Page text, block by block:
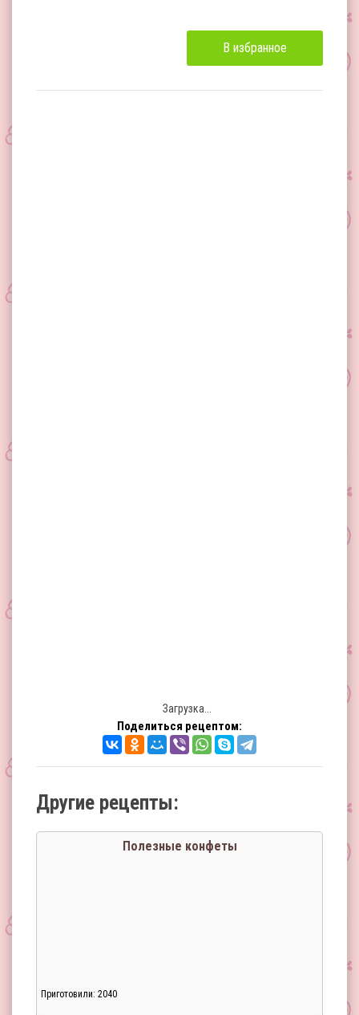
В избранное
Загрузка...
Поделиться рецептом:
Другие рецепты:
Полезные конфеты
Приготовили: 2040